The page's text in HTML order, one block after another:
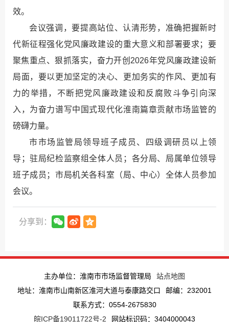
效。
会议强调，要提高站位、认清形势，准确把握新时
代新征程强化党风廉政建设的重大意义和部署要求；要
聚焦重点、狠抓落实，奋力开创2026年党风廉政建设新
局面，要以更加坚定的决心、更加务实的作风、更加有
力的举措，不断把党风廉政建设和反腐败斗争引向深
入，为奋力谱写中国式现代化淮南篇章贡献市场监管的
磅礴力量。
市市场监管局领导班子成员、四级调研员以上领
导；驻局纪检监察组全体人员；各分局、局属单位领导
班子成员；市局机关各科室（局、中心）全体人员参加
会议。
分享到：
主办单位：淮南市市场监督管理局
站点地图
地址：淮南市山南新区淮河大道与泰康路交口
邮编：232001
联系方式：0554-2675830
皖ICP备19011722号-2
网站标识码：3404000043